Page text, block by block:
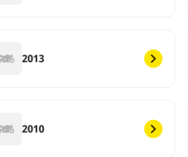
2013
2010